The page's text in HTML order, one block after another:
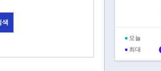
색
오늘
최대